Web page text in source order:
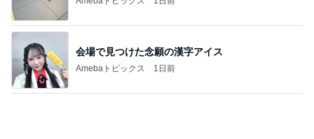
枝を曲げたアボカドの新しい芽